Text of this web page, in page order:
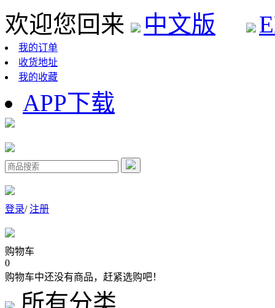
欢迎您回来 中文版
我的订单
收货地址
我的收藏
APP下载
登录/注册
购物车
0
购物车中还没有商品，赶紧选购吧！